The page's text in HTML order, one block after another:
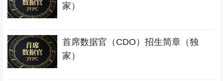
家）
首席数据官（CDO）招生简章（独
家）